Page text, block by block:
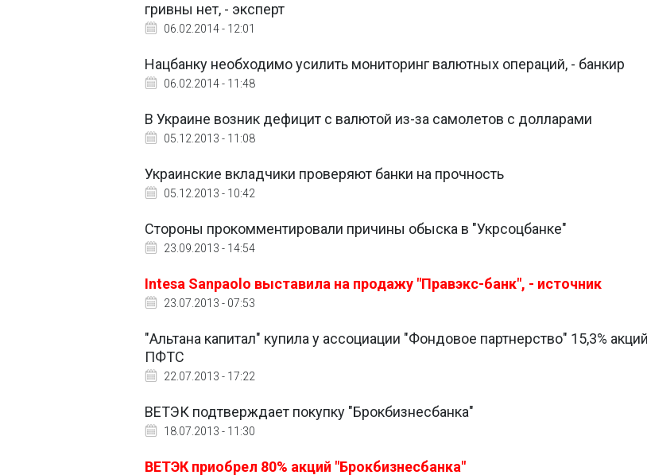
гривны нет, - эксперт
06.02.2014 - 12:01
Нацбанку необходимо усилить мониторинг валютных операций, - банкир
06.02.2014 - 11:48
В Украине возник дефицит с валютой из-за самолетов с долларами
05.12.2013 - 11:08
Украинские вкладчики проверяют банки на прочность
05.12.2013 - 10:42
Стороны прокомментировали причины обыска в "Укрсоцбанке"
23.09.2013 - 14:54
Intesa Sanpaolo выставила на продажу "Правэкс-банк", - источник
23.07.2013 - 07:53
"Альтана капитал" купила у ассоциации "Фондовое партнерство" 15,3% акций
ПФТС
22.07.2013 - 17:22
ВЕТЭК подтверждает покупку "Брокбизнесбанка"
18.07.2013 - 11:30
ВЕТЭК приобрел 80% акций "Брокбизнесбанка"